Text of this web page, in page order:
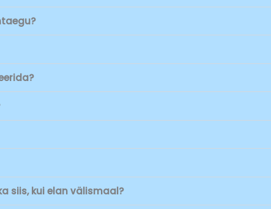
siis, kui elan välismaal?